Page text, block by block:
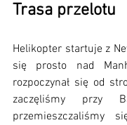
Trasa przelotu
Helikopter startuje z
się prosto nad
rozpoczynał się od
zaczęliśmy przy
przemieszczaliśmy